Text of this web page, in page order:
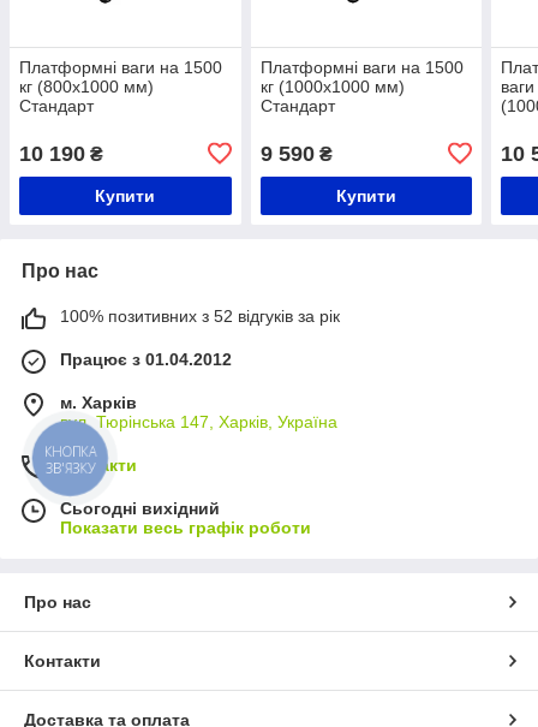
Платформні ваги на 1500
кг (800х1000 мм)
Стандарт
10 190 ₴
Купити
Платформні ваги на 1500
кг (1000х1000 мм)
Стандарт
9 590₴
Купити
10
Про нас
100% позитивних з 52 відгуків за рік
Працює з 01.04.2012
м. Харків
вул. Тюрінська 147, Харків, Україна
Контакти
Сьогодні вихідний
Показати весь графік роботи
Про нас
Контакти
Доставка та оплата
КНОПКА
ЗВ'ЯЗКУ